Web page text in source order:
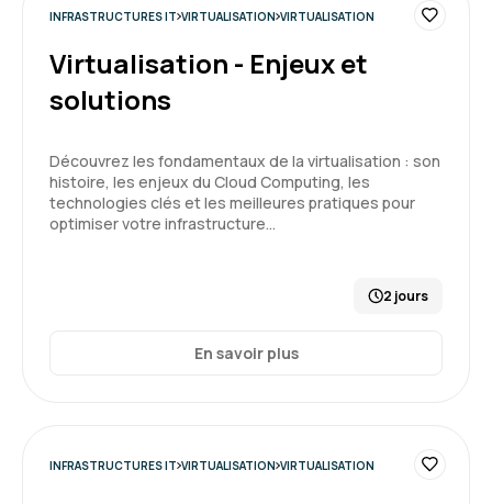
Formation : Docker - Créer et administrer vos
mes espérances pour cette formation docker
Formation : Docker - Créer et administrer vos
conteneurs virtuels d'applications
INFRASTRUCTURES IT VIRTUALISATION VIRTUALISATION
Virtualisation - Enjeux et
solutions
Découvrez les fondamentaux de la virtualisation : son
histoire, les enjeux du Cloud Computing, les
technologies clés et les meilleures pratiques pour
optimiser votre infrastructure…
2 jours
En savoir plus
INFRASTRUCTURES IT VIRTUALISATION VIRTUALISATION